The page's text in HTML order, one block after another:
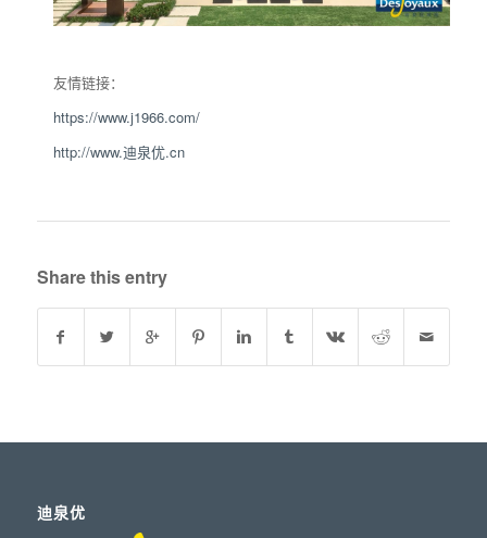
友情链接：
https://www.j1966.com/
http://www.迪泉优.cn
Share this entry
迪泉优